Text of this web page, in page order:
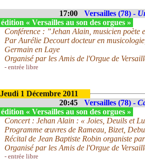
17:00 Versailles (78) -
« Versailles au son des orgues »
Conférence : ”Jehan Alain, musicien poète
Par Aurélie Decourt docteur en
Germain en Laye
Organisé par les Amis de l'Orgue de
- entrée libre
Jeudi 1 Décembre 2011
20:45
Versailles (78) -
« Versailles au son des orgues »
Concert : Jehan Alain : « Joies, Deuils et
Programme œuvres de Rameau, Bizet,
Récital de Jean Baptiste Robin organiste
Organisé par les Amis de l'Orgue de
- entrée libre